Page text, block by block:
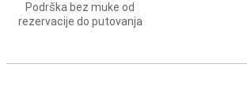
Podrška bez muke od
rezervacije do putovanja